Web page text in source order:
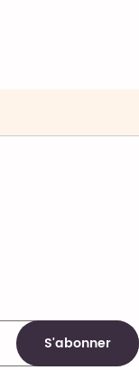
S'abonner